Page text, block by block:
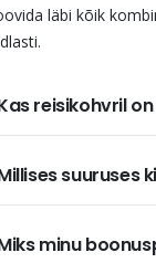
läbi kõik
reisikohvril
suuruses
minu